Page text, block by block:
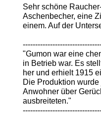
Sehr schöne
Aschenbecher, eine
einem. Auf der
"Gumon war eine
in Betrieb war. Es
her und erhielt 1915
Die Produktion
Anwohner über
ausbreiteten."